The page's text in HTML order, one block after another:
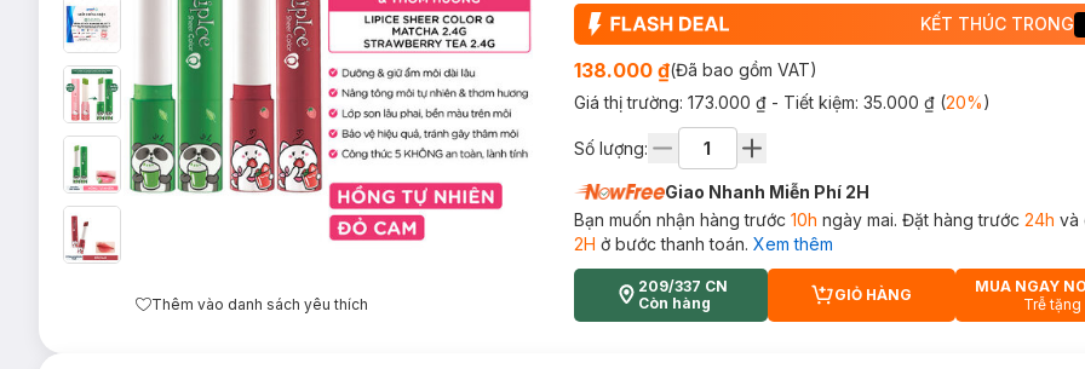
Thêm vào danh sách yêu thích
KẾT THÚC TRONG
138.000 ₫(Đã bao gồm VAT)
Giá thị trường: 173.000 ₫ - Tiết kiệm: 35.000 ₫(20%)
Số lượng:
Giao Nhanh Miễn Phí 2H
Bạn muốn nhận hàng trước 10h ngày mai. Đặt hàng trước 24h và
2H ở bước thanh toán. Xem thêm
209/337 CN
Còn hàng
CART PLUS ICON
GIỎ HÀNG
MUA NGAY
Trễ tặng